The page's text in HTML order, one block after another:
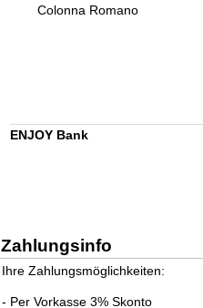
ENJOY Bank
Zahlungsinfo
Ihre Zahlungsmöglichkeiten:
- Per Vorkasse 3% Skonto